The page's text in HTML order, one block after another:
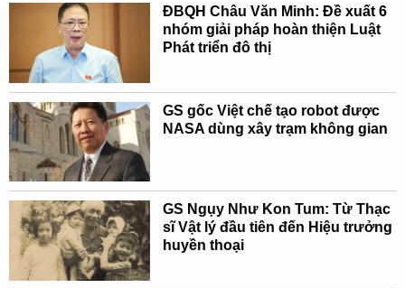
ĐBQH Châu Văn Minh: Đề xuất 6
nhóm giải pháp hoàn thiện Luật
Phát triển đô thị
GS gốc Việt chế tạo robot được
NASA dùng xây trạm không gian
GS Ngụy Như Kon Tum: Từ Thạc
sĩ Vật lý đầu tiên đến Hiệu trưởng
huyền thoại